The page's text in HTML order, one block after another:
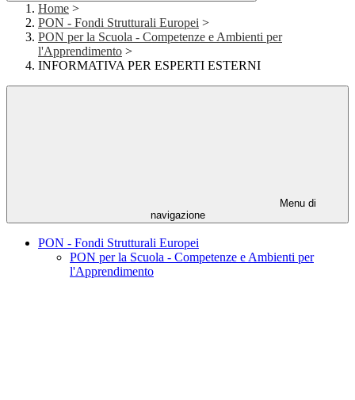
Home >
PON - Fondi Strutturali Europei >
PON per la Scuola - Competenze e Ambienti per
l'Apprendimento >
INFORMATIVA PER ESPERTI ESTERNI
Menu di
navigazione
PON - Fondi Strutturali Europei
PON per la Scuola - Competenze e Ambienti per
l'Apprendimento